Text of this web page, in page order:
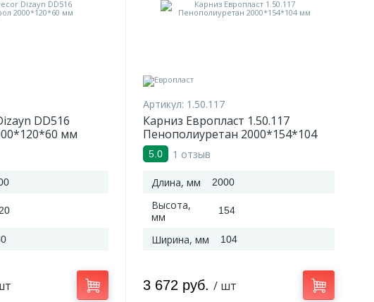
DD516
мм
Артикул: 1.50.117
Карниз Европласт 1.50.117
Пенополиуретан 2000*154*104
мм
5.0 1 отзыв
Длина, мм 2000
Высота,
мм
154
Ширина, мм 104
3 672 руб. / шт